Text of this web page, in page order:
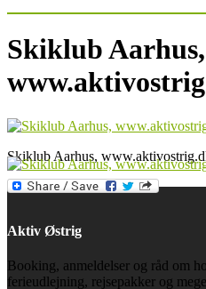
Skiklub Aarhus,
Skiklub Aarhus,
Aktiv Østrig
Booking, anmeldelser og råd om
ferieudlejning, rejsepakker og